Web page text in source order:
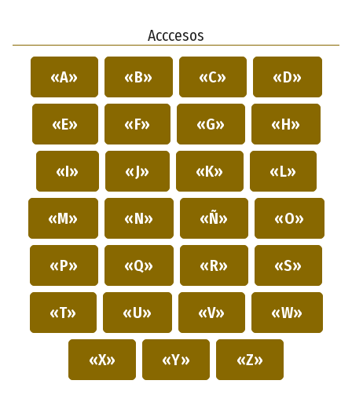
Acccesos
«A» «B» «C» «D»
«E» «F» «G» «H»
«I» «J» «K» «L»
«M» «N» «Ñ» «O»
«P» «Q» «R» «S»
«T» «U» «V» «W»
«X» «Y» «Z»